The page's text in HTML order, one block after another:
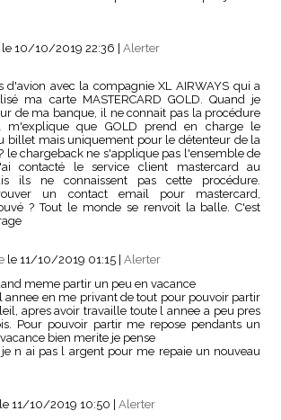
le 10/10/2019 22:36
Alerter
d'avion avec la compagnie XL AIRWAYS qui a
ma carte MASTERCARD GOLD. Quand je
de ma banque, il ne connait pas la procédure
m'explique que GOLD prend en charge le
billet mais uniquement pour le détenteur de la
le chargeback ne s'applique pas l'ensemble de
contacté le service client mastercard au
ils ne connaissent pas cette procédure.
un contact email pour mastercard,
? Tout le monde se renvoit la balle. C'est
le 11/10/2019 01:15 Alerter
meme partir un peu en vacance
annee en me privant de tout pour pouvoir partir
apres avoir travaille toute l annee a peu pres
Pour pouvoir partir me repose pendants un
bien merite je pense
n ai pas l argent pour me repaie un nouveau
le 11/10/2019 10:50 | Alerter